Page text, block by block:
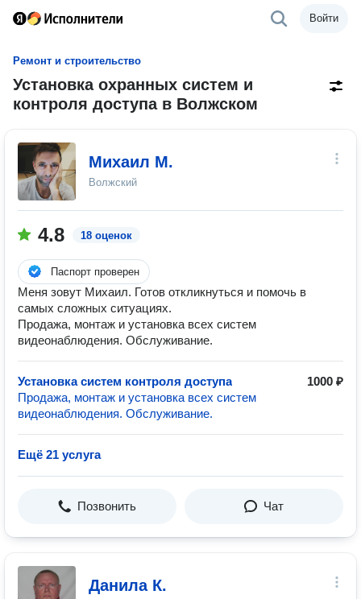
Войти
Ремонт и строительство
Установка охранных систем и
контроля доступа в Волжском
Михаил М.
Волжский
4.8 18 оценок
Паспорт проверен
Меня зовут Михаил. Готов откликнуться и помочь в
самых сложных ситуациях.
Продажа, монтаж и установка всех систем
видеонаблюдения. Обслуживание.
Установка систем контроля доступа
1000 ₽
Продажа, монтаж и установка всех систем
видеонаблюдения. Обслуживание.
Ещё 21 услуга
Позвонить Чат
Данила К.